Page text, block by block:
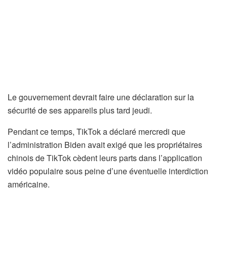
Le gouvernement devrait faire une déclaration sur la
sécurité de ses appareils plus tard jeudi.
Pendant ce temps, TikTok a déclaré mercredi que
l’administration Biden avait exigé que les propriétaires
chinois de TikTok cèdent leurs parts dans l’application
vidéo populaire sous peine d’une éventuelle interdiction
américaine.